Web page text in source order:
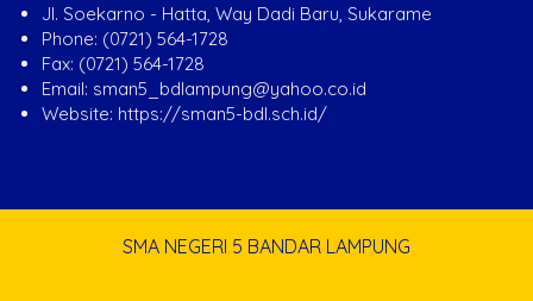
Jl. Soekarno - Hatta, Way Dadi Baru, Sukarame
Phone: (0721) 564-1728
Fax: (0721) 564-1728
Email: sman5_bdlampung@yahoo.co.id
Website: https://sman5-bdl.sch.id/
SMA NEGERI 5 BANDAR LAMPUNG